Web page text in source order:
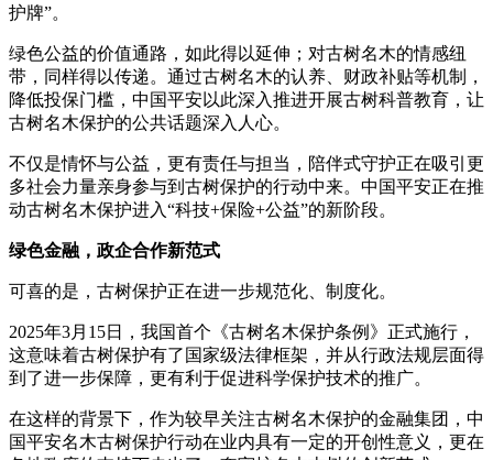
护牌”。
绿色公益的价值通路，如此得以延伸；对古树名木的情感纽
带，同样得以传递。通过古树名木的认养、财政补贴等机制，
降低投保门槛，中国平安以此深入推进开展古树科普教育，让
古树名木保护的公共话题深入人心。
不仅是情怀与公益，更有责任与担当，陪伴式守护正在吸引更
多社会力量亲身参与到古树保护的行动中来。中国平安正在推
动古树名木保护进入“科技+保险+公益”的新阶段。
绿色金融，政企合作新范式
可喜的是，古树保护正在进一步规范化、制度化。
2025年3月15日，我国首个《古树名木保护条例》正式施行，
这意味着古树保护有了国家级法律框架，并从行政法规层面得
到了进一步保障，更有利于促进科学保护技术的推广。
在这样的背景下，作为较早关注古树名木保护的金融集团，中
国平安名木古树保护行动在业内具有一定的开创性意义，更在